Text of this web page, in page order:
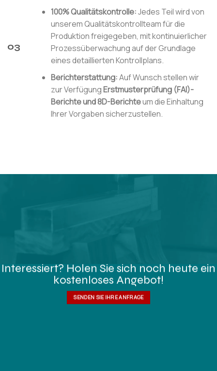
03
100% Qualitätskontrolle:Jedes Teil wird von
unserem Qualitätskontrollteam für die
Produktion freigegeben, mit kontinuierlicher
Prozessüberwachung auf der Grundlage
eines detaillierten Kontrollplans.
Berichterstattung:Auf Wunsch stellen wir
zur VerfügungErstmusterprüfung (FAI)-
Berichte und8D-Berichteum die Einhaltung
Ihrer Vorgaben sicherzustellen.
Interessiert? Holen Sie sich noch heute ein
kostenloses Angebot!
SENDEN SIE IHRE ANFRAGE